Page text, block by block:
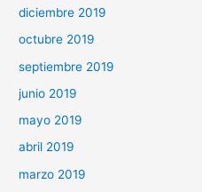
diciembre 2019
octubre 2019
septiembre 2019
junio 2019
mayo 2019
abril 2019
marzo 2019